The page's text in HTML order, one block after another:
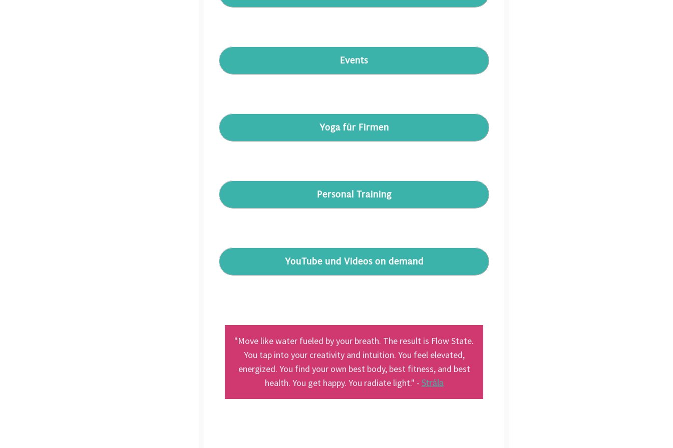
Events
Yoga für Firmen
Personal Training
YouTube und Videos on demand
"Move like water fueled by your breath. The result is Flow State.
You tap into your creativity and intuition. You feel elevated,
energized. You find your own best body, best fitness, and best
health. You get happy. You radiate light." - Stråla